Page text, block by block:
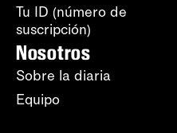
Tu ID (número de
suscripción)
Nosotros
Sobre la diaria
Equipo